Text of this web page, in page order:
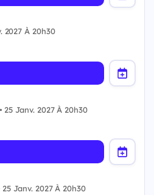
2027 À 20h30
25 Janv. 2027 À 20h30
25 Janv. 2027 À 20h30